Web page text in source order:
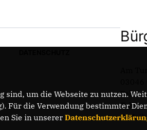
E-
sind, um die Webseite zu nutzen.
Für die Verwendung bestimmter
Sie in unserer